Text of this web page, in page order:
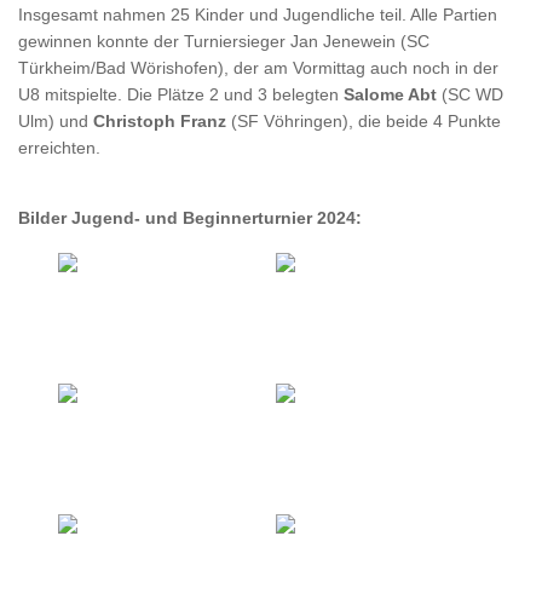
Insgesamt nahmen 25 Kinder und Jugendliche teil. Alle Partien
gewinnen konnte der Turniersieger Jan Jenewein (SC
Türkheim/Bad Wörishofen), der am Vormittag auch noch in der
U8 mitspielte. Die Plätze 2 und 3 belegten Salome Abt (SC WD
Ulm) und Christoph Franz (SF Vöhringen), die beide 4 Punkte
erreichten.
Bilder Jugend- und Beginnerturnier 2024: